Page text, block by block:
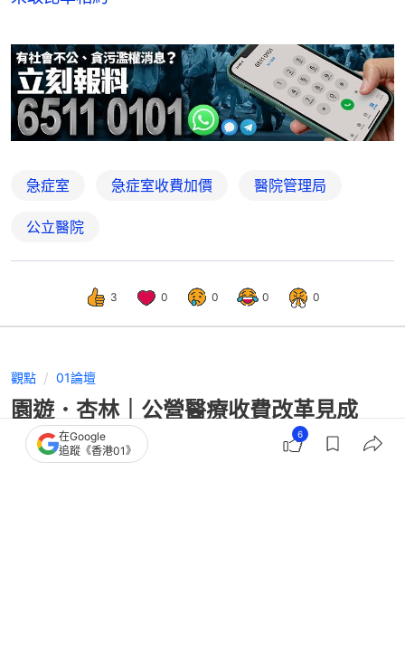
急症室 急症室收費加價 醫院管理局
公立醫院
3 0 0 0 0
觀點 01論壇
園遊．杏林｜公營醫療收費改革見成
效 助貧困急症 保危疾重病
在Google
追蹤《香港01》
6